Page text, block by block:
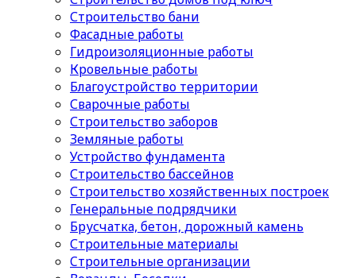
Строительство бани
Фасадные работы
Гидроизоляционные работы
Кровельные работы
Благоустройство территории
Сварочные работы
Строительство заборов
Земляные работы
Устройство фундамента
Строительство бассейнов
Строительство хозяйственных построек
Генеральные подрядчики
Брусчатка, бетон, дорожный камень
Строительные материалы
Cтроительные организации